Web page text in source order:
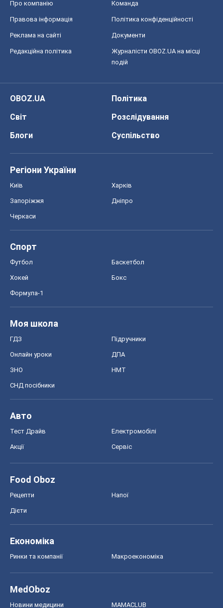
Про компанію Команда
Правова інформація Політика конфіденційності
Реклама на сайті Документи
Редакційна політика
Журналісти OBOZ.UA на місці
подій
OBOZ.UA
Політика
Світ
Розслідування
Блоги
Суспільство
Регіони України
Київ Харків
Запоріжжя Дніпро
Черкаси
Спорт
Футбол Баскетбол
Хокей Бокс
Формула-1
Моя школа
ГДЗ Підручники
Онлайн уроки ДПА
ЗНО НМТ
СНД посібники
Авто
Тест Драйв Електромобілі
Акції Сервіс
Food Oboz
Рецепти Напої
Дієти
Економіка
Ринки та компанії Макроекономіка
MedOboz
Новини медицини MAMACLUB